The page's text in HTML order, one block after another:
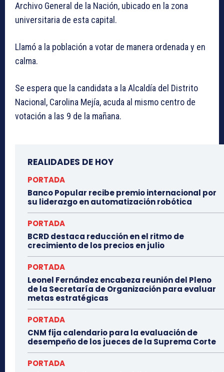
Archivo General de la Nación, ubicado en la zona
universitaria de esta capital.
Llamó a la población a votar de manera ordenada y en
calma.
Se espera que la candidata a la Alcaldía del Distrito
Nacional, Carolina Mejía, acuda al mismo centro de
votación a las 9 de la mañana.
REALIDADES DE HOY
PORTADA
Banco Popular recibe premio internacional por
su liderazgo en automatización robótica
PORTADA
BCRD destaca reducción en el ritmo de
crecimiento de los precios en julio
PORTADA
Leonel Fernández encabeza reunión del Pleno
de la Secretaría de Organización para evaluar
metas estratégicas
PORTADA
CNM fija calendario para la evaluación de
desempeño de los jueces de la Suprema Corte
PORTADA